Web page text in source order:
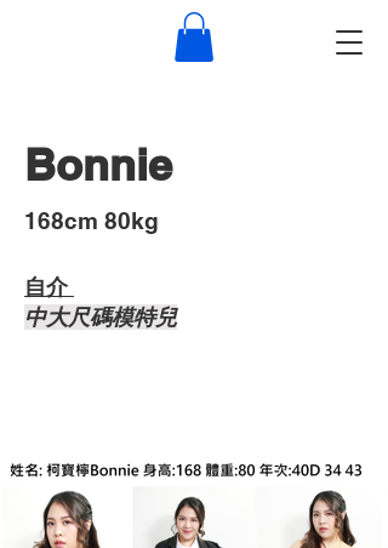
Bonnie
​168cm 80kg
自介 ​
中大尺碼模特兒